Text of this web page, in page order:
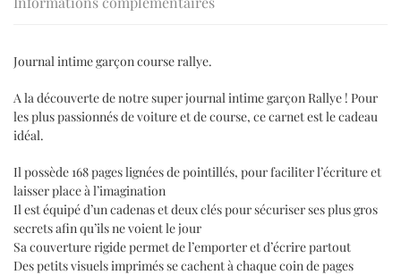
Journal intime garçon course rallye.
A la découverte de notre super journal intime garçon Rallye ! Pour
les plus passionnés de voiture et de course, ce carnet est le cadeau
idéal.
Il possède 168 pages lignées de pointillés, pour faciliter l’écriture et
laisser place à l’imagination
Il est équipé d’un cadenas et deux clés pour sécuriser ses plus gros
secrets afin qu’ils ne voient le jour
Sa couverture rigide permet de l’emporter et d’écrire partout
Des petits visuels imprimés se cachent à chaque coin de pages